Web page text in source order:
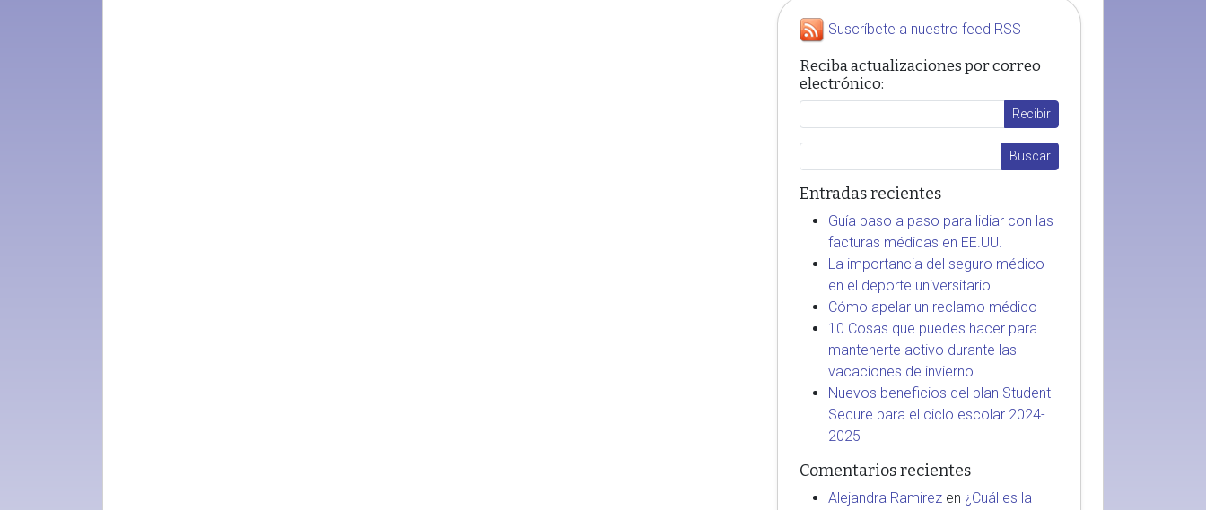
Suscríbete a nuestro feed RSS
Reciba actualizaciones por correo
electrónico:
Entradas recientes
Guía paso a paso para lidiar con las
facturas médicas en EE.UU.
La importancia del seguro médico
en el deporte universitario
Cómo apelar un reclamo médico
10 Cosas que puedes hacer para
mantenerte activo durante las
vacaciones de invierno
Nuevos beneficios del plan Student
Secure para el ciclo escolar 2024-
2025
Comentarios recientes
Alejandra Ramirezen ¿Cuál es la